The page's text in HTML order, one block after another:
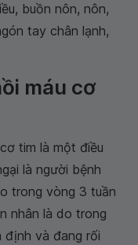
buồn nôn, nôn,
tay chân lạnh,
máu cơ
tim là một điều
là người bệnh
trong vòng 3 tuần
nhân là do trong
định và đang rối